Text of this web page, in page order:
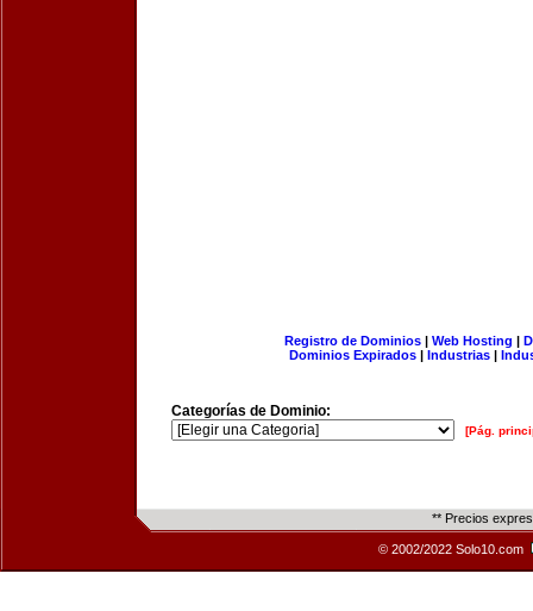
Registro de Dominios| Web Hosting |
Dominios Expirados | Industrias |
Categorías de Dominio:
[Pág.
** Precios
© 2002/2022 Solo10.com